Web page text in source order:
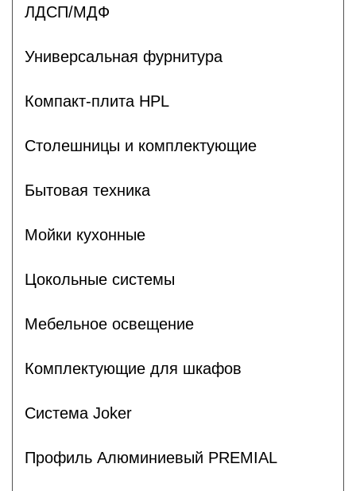
ЛДСП/МДФ
Универсальная фурнитура
Компакт-плита HPL
Столешницы и комплектующие
Бытовая техника
Мойки кухонные
Цокольные системы
Мебельное освещение
Комплектующие для шкафов
Система Joker
Профиль Алюминиевый PREMIAL